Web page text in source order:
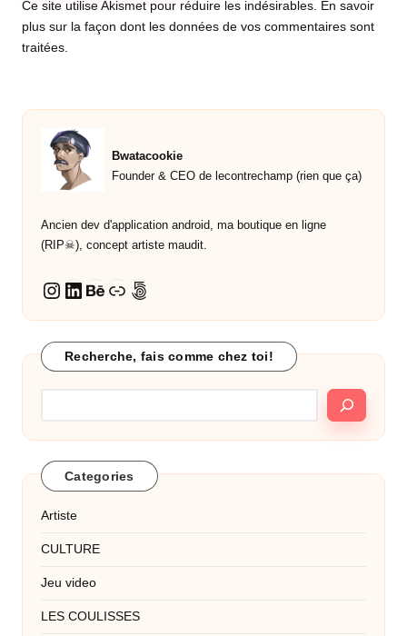
Ce site utilise Akismet pour réduire les indésirables. En savoir
plus sur la façon dont les données de vos commentaires sont
traitées.
Bwatacookie
Founder & CEO de lecontrechamp (rien que ça)
Ancien dev d'application android, ma boutique en ligne
(RIP☠︎︎), concept artiste maudit.
Instagram
LinkedIn
Behance
Lien500px
Recherche, fais comme chez toi!
Categories
Artiste
CULTURE
Jeu video
LES COULISSES